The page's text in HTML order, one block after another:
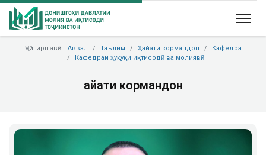
Ҷойгиршавӣ: Аввал Таълим Ҳайати кормандон
Кафедра
Кафедраи ҳуқуқи иқтисодӣ ва молиявӣ
Ҳайати кормандон